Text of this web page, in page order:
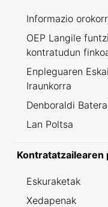
Informazio
OEP Langile
kontratudun
Enpleguaren
Iraunkorra
Denboraldi
Lan Poltsa
Kontratatzailearen
Eskuraketak
Xedapenak